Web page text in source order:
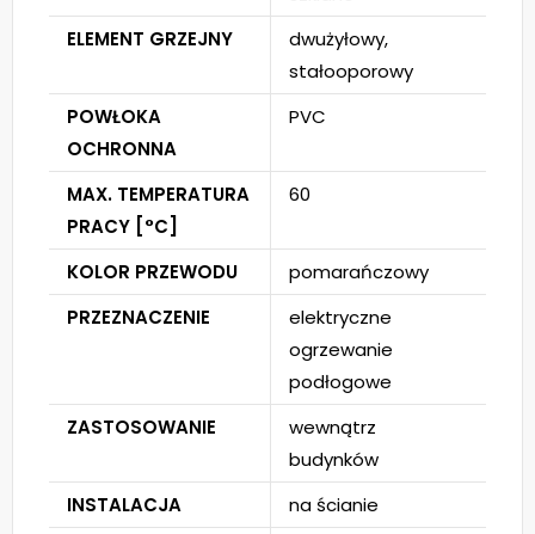
ELEMENT GRZEJNY
dwużyłowy,
stałooporowy
POWŁOKA
OCHRONNA
PVC
MAX. TEMPERATURA
PRACY [°C]
60
KOLOR PRZEWODU
pomarańczowy
PRZEZNACZENIE
elektryczne
ogrzewanie
podłogowe
ZASTOSOWANIE
wewnątrz
budynków
INSTALACJA
na ścianie